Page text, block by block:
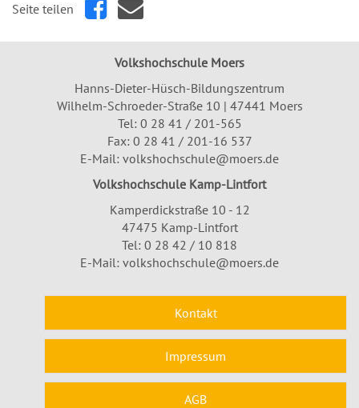
Seite teilen
Volkshochschule Moers
Hanns-Dieter-Hüsch-Bildungszentrum
Wilhelm-Schroeder-Straße 10 | 47441 Moers
Tel: 0 28 41 / 201-565
Fax: 0 28 41 / 201-16 537
E-Mail: volkshochschule@moers.de
Volkshochschule Kamp-Lintfort
Kamperdickstraße 10 - 12
47475 Kamp-Lintfort
Tel: 0 28 42 / 10 818
E-Mail: volkshochschule@moers.de
Kontakt
Impressum
AGB